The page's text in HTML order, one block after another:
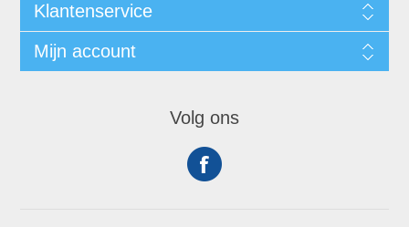
Klantenservice
Mijn account
Volg ons